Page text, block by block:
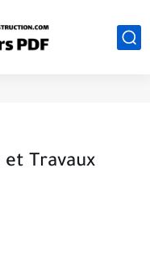
et Travaux